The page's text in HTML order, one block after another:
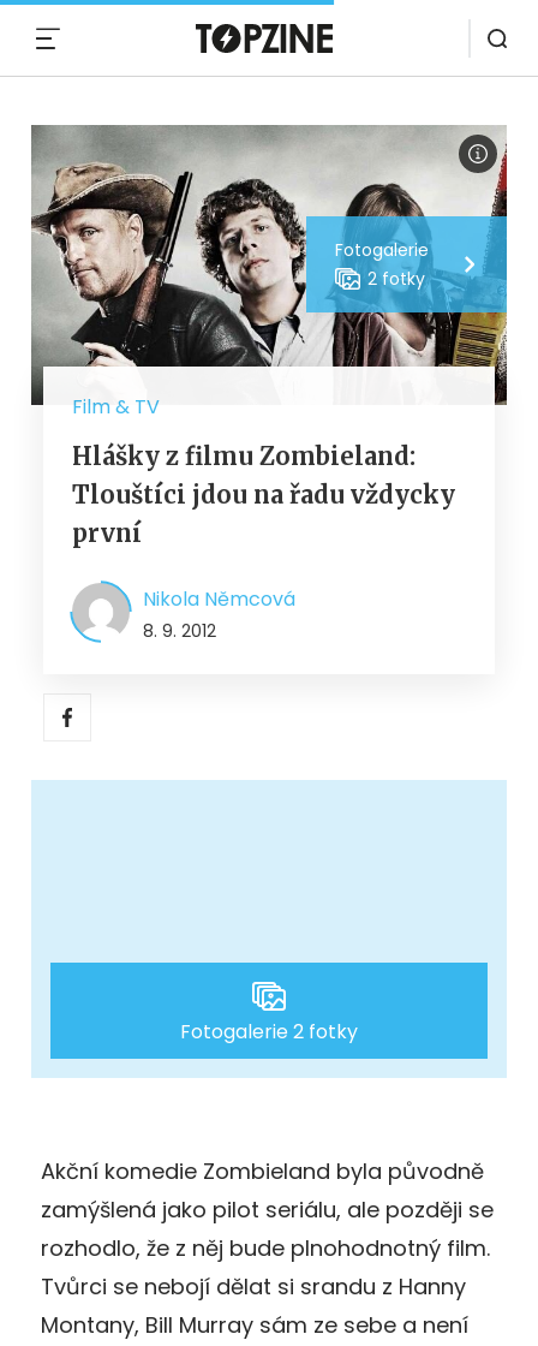
Fotogalerie
2 fotky
Film & TV
Hlášky z filmu Zombieland:
Tlouštíci jdou na řadu vždycky
první
Nikola Němcová
8. 9. 2012
Fotogalerie 2 fotky
Akční komedie Zombieland byla původně
zamýšlená jako pilot seriálu, ale později se
rozhodlo, že z něj bude plnohodnotný film.
Tvůrci se nebojí dělat si srandu z Hanny
Montany, Bill Murray sám ze sebe a není